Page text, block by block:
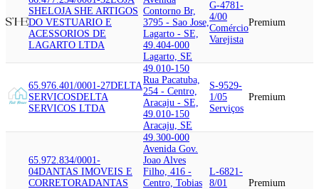
SHELOJA SHE ARTIGOS
DO VESTUARIO E
ACESSORIOS DE
LAGARTO LTDA
Contorno Br,
3795 - Sao Jose,
Lagarto - SE,
49.404-000
Lagarto, SE
G-4781-
4/00
Comércio
Varejista
Premium
65.976.401/0001-27DELTA
SERVICOSDELTA
SERVICOS LTDA
49.010-150
Rua Pacatuba,
254 - Centro,
Aracaju - SE,
49.010-150
Aracaju, SE
S-9529-
1/05
Serviços
Premium
65.972.834/0001-
04DANTAS IMOVEIS E
CORRETORADANTAS
49.300-000
Avenida Gov.
Joao Alves
Filho, 416 -
Centro, Tobias
L-6821-
8/01
Premium